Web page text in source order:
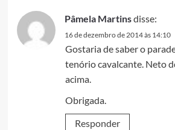
Pâmela Martinsdisse:
16 de dezembro de 2014 às 14:10
Gostaria de saber o
tenório cavalcante. Neto
acima.
Obrigada.
Responder